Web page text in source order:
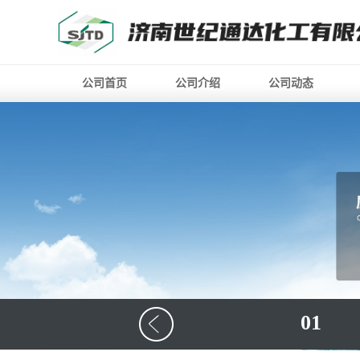
公司首页 公司介绍 公司动态
01